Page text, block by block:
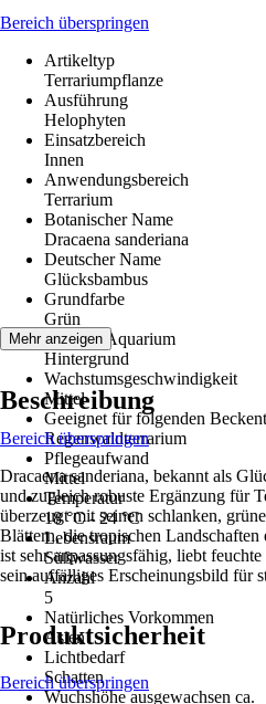
Bereich überspringen
Artikeltyp
Terrariumpflanze
Ausführung
Helophyten
Einsatzbereich
Innen
Anwendungsbereich
Terrarium
Botanischer Name
Dracaena sanderiana
Deutscher Name
Glücksbambus
Grundfarbe
Grün
Lage im Aquarium
Hintergrund
Wachstumsgeschwindigkeit
Mittel
Geeignet für folgenden
Regenwaldterrarium
Pflegeaufwand
Mittel
Temperatur
18 °C - 24 °C
Lebensraum
Süßwasser
Anzahl
5
Natürliches Vorkommen
Asien
Lichtbedarf
Schatten
Wuchshöhe ausgewachsen ca.
Mehr anzeigen
Beschreibung
Bereich überspringen
Dracaena sanderiana, bekannt als
und zugleich robuste Ergänzung für
überzeugt mit seinen schlanken,
Blättern, die tropischen
ist sehr anpassungsfähig, liebt
sein auffälliges Erscheinungsbild für
Produktsicherheit
Bereich überspringen